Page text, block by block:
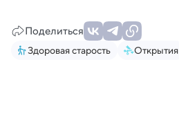
Поделиться
Здоровая старость Открытия